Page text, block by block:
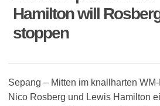
Hamilton will
stoppen
Sepang – Mitten im knallharten
Nico Rosberg und Lewis Hamilton